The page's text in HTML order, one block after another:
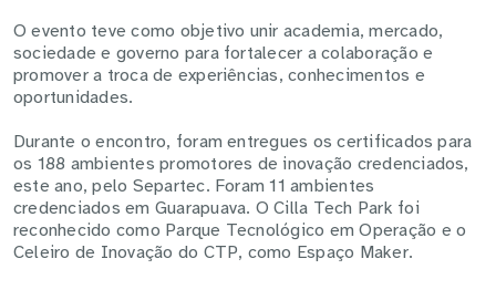
O evento teve como objetivo unir academia, mercado,
sociedade e governo para fortalecer a colaboração e
promover a troca de experiências, conhecimentos e
oportunidades.
Durante o encontro, foram entregues os certificados para
os 188 ambientes promotores de inovação credenciados,
este ano, pelo Separtec. Foram 11 ambientes
credenciados em Guarapuava. O Cilla Tech Park foi
reconhecido como Parque Tecnológico em Operação e o
Celeiro de Inovação do CTP, como Espaço Maker.